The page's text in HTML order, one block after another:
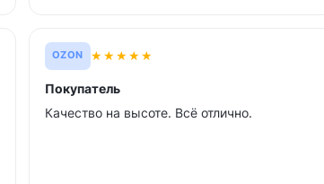
OZON ★★★★★
Покупатель
Качество на высоте. Всё отлично.